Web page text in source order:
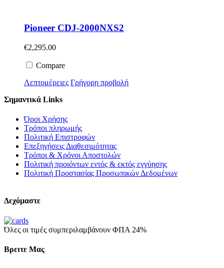
Pioneer CDJ-2000NXS2
€2,295.00
Compare
Λεπτομέρειες Γρήγορη προβολή
Σημαντικά Links
Όροι Χρήσης
Τρόποι πληρωμής
Πολιτική Επιστροφών
Επεξηγήσεις Διαθεσιμότητας
Τρόποι & Χρόνοι Αποστολών
Πολιτική προιόντων εντός & εκτός εγγύησης
Πολιτική Προστασίας Προσωπικών Δεδομένων
Δεχόμαστε
Όλες οι τιμές συμπεριλαμβάνουν ΦΠΑ 24%
Βρειτε Μας